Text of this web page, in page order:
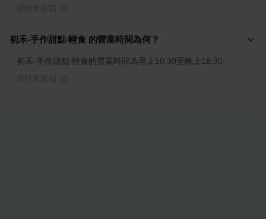
初禾-手作甜點‧輕食 的營業時間為何？
初禾-手作甜點‧輕食的營業時間為早上10:30至晚上18:30。